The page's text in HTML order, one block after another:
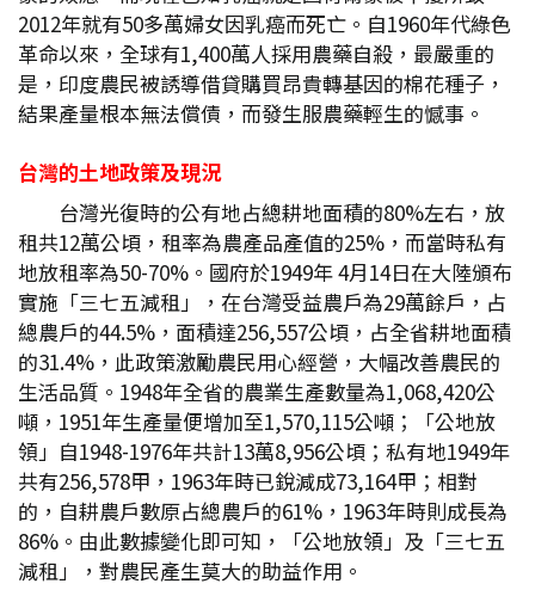
2012年就有50多萬婦女因乳癌而死亡。自1960年代綠色
革命以來，全球有1,400萬人採用農藥自殺，最嚴重的
是，印度農民被誘導借貸購買昂貴轉基因的棉花種子，
結果產量根本無法償債，而發生服農藥輕生的憾事。
台灣的土地政策及現況
台灣光復時的公有地占總耕地面積的80%左右，放
租共12萬公頃，租率為農產品產值的25%，而當時私有
地放租率為50-70%。國府於1949年 4月14日在大陸頒布
實施「三七五減租」，在台灣受益農戶為29萬餘戶，占
總農戶的44.5%，面積達256,557公頃，占全省耕地面積
的31.4%，此政策激勵農民用心經營，大幅改善農民的
生活品質。1948年全省的農業生產數量為1,068,420公
噸，1951年生產量便增加至1,570,115公噸；「公地放
領」自1948-1976年共計13萬8,956公頃；私有地1949年
共有256,578甲，1963年時已銳減成73,164甲；相對
的，自耕農戶數原占總農戶的61%，1963年時則成長為
86%。由此數據變化即可知，「公地放領」及「三七五
減租」，對農民產生莫大的助益作用。